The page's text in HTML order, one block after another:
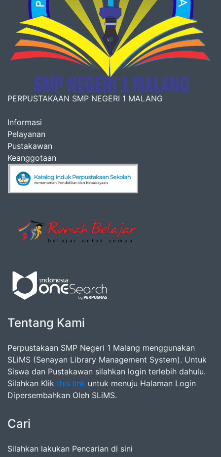
PERPUSTAKAAN SMP NEGERI 1 MALANG
Informasi
Pelayanan
Pustakawan
Keanggotaan
Tentang Kami
Perpustakaan SMP Negeri 1 Malang menggunakan
SLiMS (Senayan Library Management System). Untuk
Siswa dan Pustakawan silahkan login terlebih dahulu.
Silahkan Klik this link untuk menuju Halaman Login
Dipersembahkan Oleh SLiMS.
Cari
Silahkan lakukan Pencarian di sini